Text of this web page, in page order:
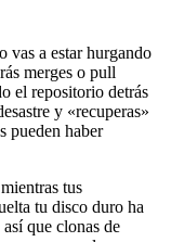
vas a estar hurgando
merges o pull
el repositorio detrás
y «recuperas»
pueden haber
tus
tu disco duro ha
que clonas de